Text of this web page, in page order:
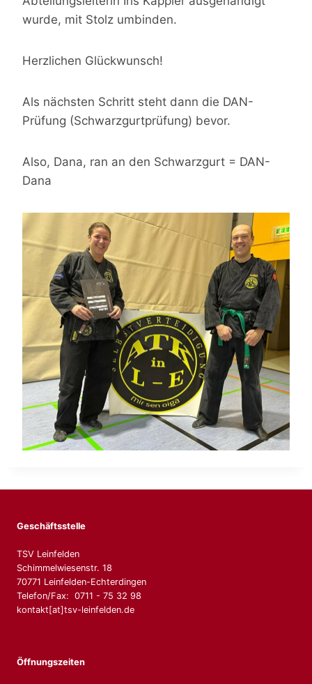
wurde, mit Stolz umbinden.
Herzlichen Glückwunsch!
Als nächsten Schritt steht dann die DAN-
Prüfung (Schwarzgurtprüfung) bevor.
Also, Dana, ran an den Schwarzgurt = DAN-
Dana
Geschäftsstelle
TSV Leinfelden
Schimmelwiesenstr. 18
70771 Leinfelden-Echterdingen
Telefon/Fax: 0711 - 75 32 98
kontakt[at]tsv-leinfelden.de
Öffnungszeiten